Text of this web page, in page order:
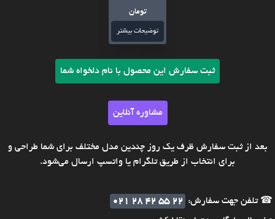
تومان
توضیحات بیشتر
ثبت سفارش این محصول با نام دلخواه شما
مشاوره آنلاین
بعد از ثبت سفارش ظرف یک روز چندین مدل مختلف برای شما طراحی و
برای انتخاب از طریق تلگرام یا واتسپ ارسال می‌شود.
☎ تلفن جهت سفارش:
021 28 42 55 22